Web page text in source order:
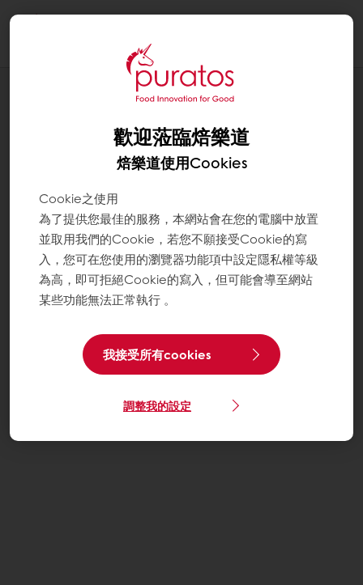
應用配方
超愛餡花生巧克力蛋塔
歡迎蒞臨焙樂道
焙樂道使用Cookies
Cookie之使用
為了提供您最佳的服務，本網站會在您的電腦中放置
並取用我們的Cookie，若您不願接受Cookie的寫
入，您可在您使用的瀏覽器功能項中設定隱私權等級
為高，即可拒絕Cookie的寫入，但可能會導至網站
某些功能無法正常執行 。
我接受所有cookies
調整我的設定